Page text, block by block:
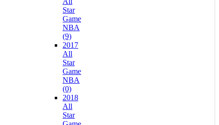
Star
Game
NBA
(9)
2017
All
Star
Game
NBA
(0)
2018
All
Star